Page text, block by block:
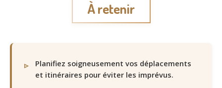
À retenir
Planifiez soigneusement vos déplacements
et itinéraires pour éviter les imprévus.